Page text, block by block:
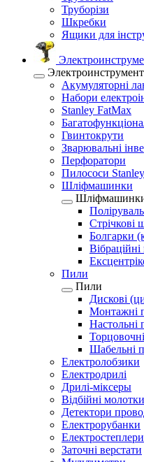
Труборізи
Шкребки
Ящики для
Электроинструмент
Акумуляторні
Набори
Stanley FatMax
Гвинтокрути
Зварювальні
Перфоратори
Пилососи Stanley
Шліфмашинки
Болгарки
Пили
Пили
Дискові
Монтажні
Настольні
Шабельні
Електролобзики
Електродрилі
Дрилі-міксеры
Відбійні молотки
Детектори
Електрорубанки
Електростеплери
Заточні верстати